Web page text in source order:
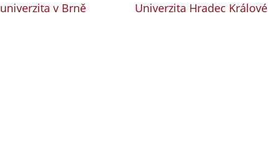
v Brně Univerzita Hradec Králové